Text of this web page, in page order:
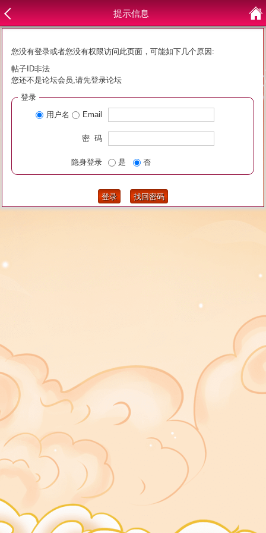
提示信息
您没有登录或者您没有权限访问此页面，可能如下几个原因:
帖子ID非法
您还不是论坛会员,请先登录论坛
登录
用户名
Email
密 码
隐身登录 是 否